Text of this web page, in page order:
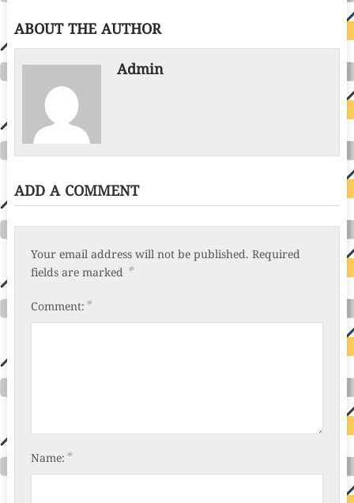
ABOUT THE AUTHOR
Admin
ADD A COMMENT
Your email address will not be published. Required
fields are marked *
Comment: *
Name: *